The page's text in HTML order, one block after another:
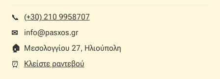
📞︎
(+30) 210 9958707
✉
info@pasxos.gr
🏠︎ Μεσολογγίου 27, Ηλιούπολη
⏰︎
Κλείστε ραντεβού